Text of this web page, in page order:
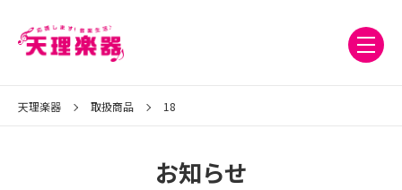
天理楽器 取扱商品 18
お知らせ